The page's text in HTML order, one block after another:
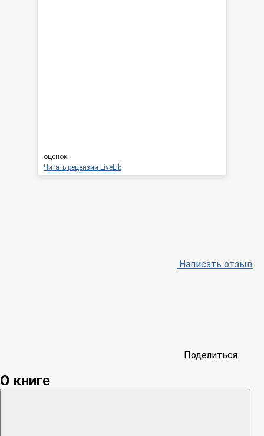
оценок:
Читать рецензии LiveLib
Написать отзыв
Поделиться
О книге